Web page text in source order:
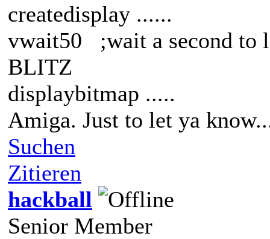
createdisplay ......
vwait50 ;wait a second to
BLITZ
displaybitmap .....
Amiga. Just to let ya
Suchen
Zitieren
hackball
Senior Member